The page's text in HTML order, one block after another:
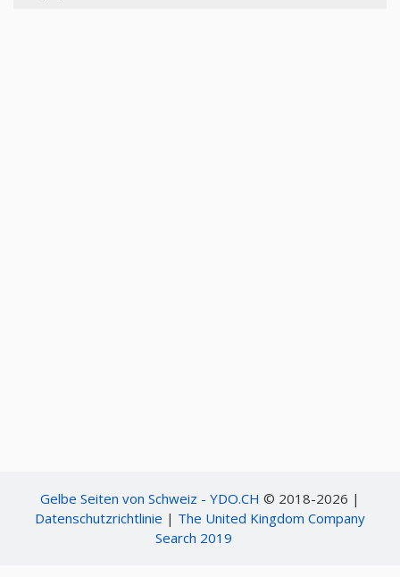
Gelbe Seiten von Schweiz - YDO.CH © 2018-2026 |
Datenschutzrichtlinie | The United Kingdom Company
Search 2019